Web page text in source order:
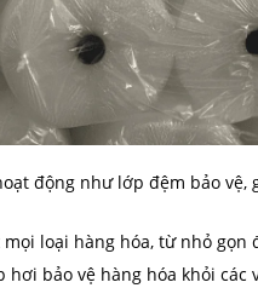
động như lớp đệm bảo vệ,
loại hàng hóa, từ nhỏ gọn
hơi bảo vệ hàng hóa khỏi các